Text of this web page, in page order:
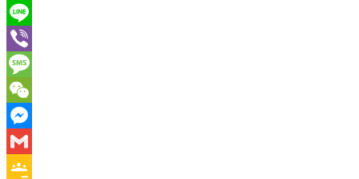
WhatsApp
Line
Viber
Message
WeChat
Messenger
Gmail